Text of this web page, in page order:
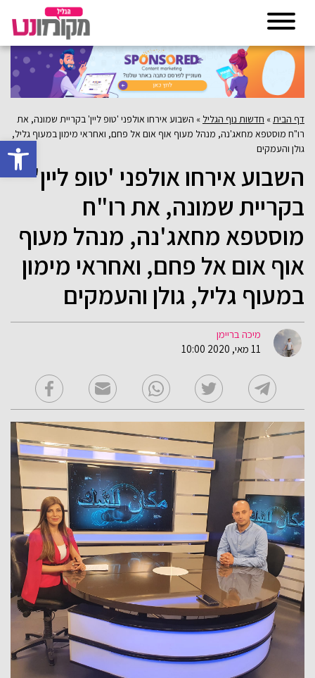
פתח
דף הבית » חדשות נוף הגליל » השבוע אירחו אולפני 'טופ ליין' בקריית שמונה, את
רו"ח מוסטפא מחאג'נה, מנהל מעוף אוף אום אל פחם, ואחראי מימון במעוף גליל,
גולן והעמקים
השבוע אירחו אולפני 'טופ ליין'
בקריית שמונה, את רו"ח
מוסטפא מחאג'נה, מנהל מעוף
אוף אום אל פחם, ואחראי מימון
במעוף גליל, גולן והעמקים
מיכה בריימן
11 מאי, 2020 10:00